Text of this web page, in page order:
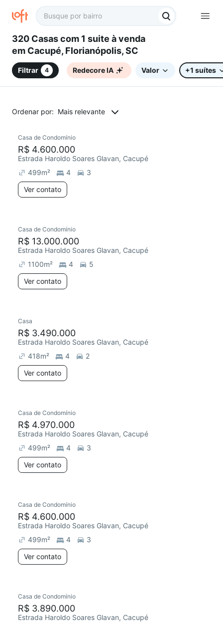
320 Casas com 1 suite à venda
em Cacupé, Florianópolis, SC
Filtrar 4 Redecore IA Valor +1 suítes
Ordenar por: Mais relevante
Chegou este mês
Casa de Condomínio
R$ 4.600.000
Estrada Haroldo Soares Glavan, Cacupé
499m² 4
3
Ver contato
Chegou este mês
Casa de Condomínio
R$ 13.000.000
Estrada Haroldo Soares Glavan, Cacupé
1100m² 4
5
Ver contato
Casa
R$ 3.490.000
Estrada Haroldo Soares Glavan, Cacupé
418m² 4
2
Ver contato
Casa de Condomínio
R$ 4.970.000
Estrada Haroldo Soares Glavan, Cacupé
499m² 4
3
Ver contato
Casa de Condomínio
R$ 4.600.000
Estrada Haroldo Soares Glavan, Cacupé
499m² 4
3
Ver contato
Casa de Condomínio
R$ 3.890.000
Estrada Haroldo Soares Glavan, Cacupé